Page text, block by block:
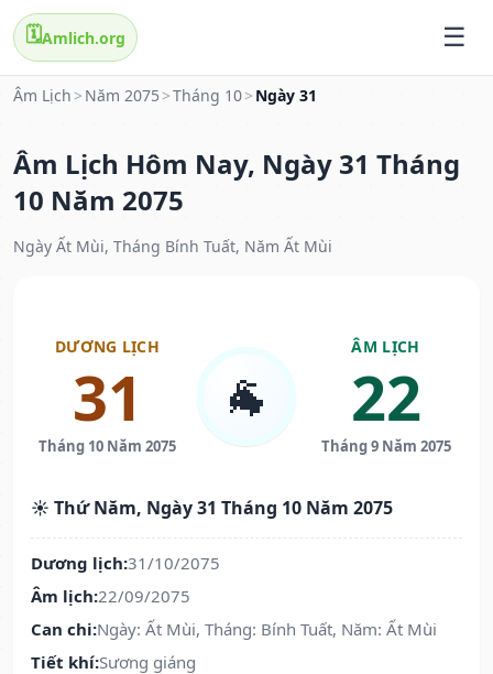
🗓️Amlich.org
Âm Lịch > Năm 2075 >Tháng 10> Ngày 31
Âm Lịch Hôm Nay, Ngày 31 Tháng
10 Năm 2075
Ngày Ất Mùi, Tháng Bính Tuất, Năm Ất Mùi
DƯƠNG LỊCH
31
Tháng 10 Năm 2075
🐐
ÂM LỊCH
22
Tháng 9 Năm 2075
☀️ Thứ Năm, Ngày 31 Tháng 10 Năm 2075
Dương lịch:31/10/2075
Âm lịch:22/09/2075
Can chi:Ngày: Ất Mùi, Tháng: Bính Tuất, Năm: Ất Mùi
Tiết khí:Sương giáng